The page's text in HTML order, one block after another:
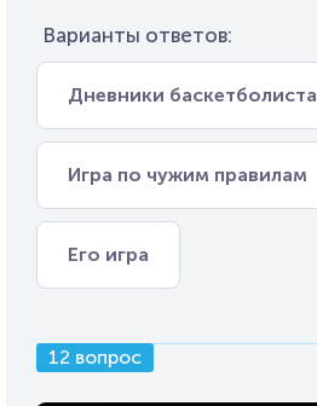
Варианты ответов:
Дневники баскетболиста
Игра по чужим правилам
Его игра
12 вопрос